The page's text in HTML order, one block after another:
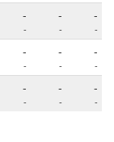
-
-
-
-
-
-
-
-
-
-
-
-
-
-
-
-
-
-